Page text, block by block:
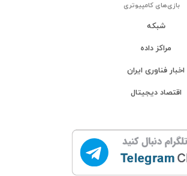
بازی‌های کامپیوتری
شبکه
مراکز داده
اخبار فناوری ایران
اقتصاد دیجیتال